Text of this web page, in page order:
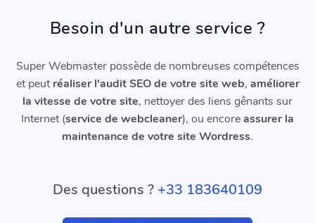
Besoin d'un autre service ?
Super Webmaster possède de nombreuses compétences
et peutréaliser l'audit SEO de votre site web, améliorer
la vitesse de votre site, nettoyer des liens gênants sur
Internet (service de webcleaner), ou encoreassurer la
maintenance de votre site Wordress.
Des questions ? +33 183640109